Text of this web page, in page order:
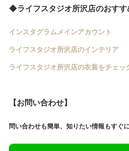
◆ライフスタジオ所沢店のおすす
インスタグラムメインアカウント
ライフスタジオ所沢店のインテリア
ライフスタジオ所沢店の衣装をチェッ
【お問い合わせ】
問い合わせも簡単、知りたい情報もすぐ